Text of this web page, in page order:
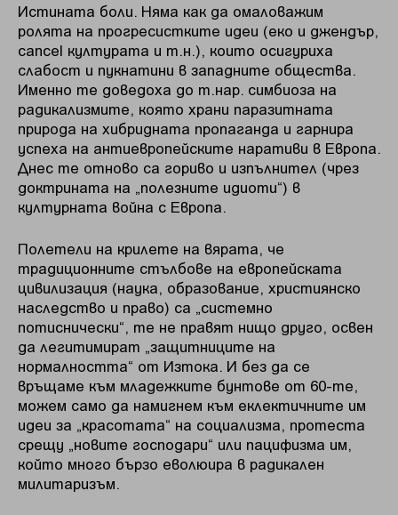
Истината боли. Няма как да омаловажим
ролята на прогресистките идеи (еко и джендър,
cancel културата и т.н.), които осигуриха
слабост и пукнатини в западните общества.
Именно те доведоха до т.нар. симбиоза на
радикализмите, която храни паразитната
природа на хибридната пропаганда и гарнира
успеха на антиевропейските наративи в Европа.
Днес те отново са гориво и изпълнител (чрез
доктрината на „полезните идиоти“) в
културната война с Европа.
Полетели на крилете на вярата, че
традиционните стълбове на европейската
цивилизация (наука, образование, християнско
наследство и право) са „системно
потиснически“, те не правят нищо друго, освен
да легитимират „защитниците на
нормалността“ от Изтока. И без да се
връщаме към младежките бунтове от 60-те,
можем само да намигнем към еклектичните им
идеи за „красотата“ на социализма, протеста
срещу „новите господари“ или пацифизма им,
който много бързо еволюира в радикален
милитаризъм.